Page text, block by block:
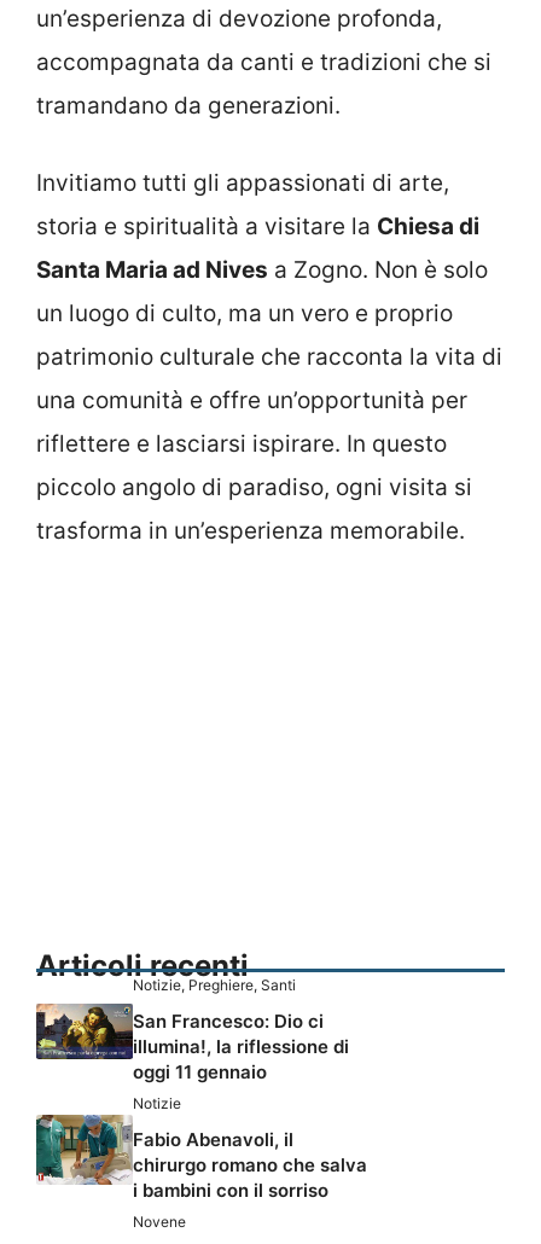
un’esperienza di devozione profonda,
accompagnata da canti e tradizioni che si
tramandano da generazioni.
Invitiamo tutti gli appassionati di arte,
storia e spiritualità a visitare la Chiesa di
Santa Maria ad Nives a Zogno. Non è solo
un luogo di culto, ma un vero e proprio
patrimonio culturale che racconta la vita di
una comunità e offre un’opportunità per
riflettere e lasciarsi ispirare. In questo
piccolo angolo di paradiso, ogni visita si
trasforma in un’esperienza memorabile.
Articoli recenti
Notizie, Preghiere, Santi
San Francesco: Dio ci
illumina!, la riflessione di
oggi 11 gennaio
Notizie
Fabio Abenavoli, il
chirurgo romano che salva
i bambini con il sorriso
Novene